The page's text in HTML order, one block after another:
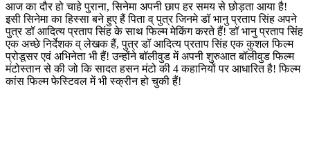
आज का दौर हो चाहे पुराना, सिनेमा अपनी छाप हर समय से छोड़ता आया है!
इसी सिनेमा का हिस्सा बने हुए हैं पिता व् पुत्र जिनमे डॉ भानु प्रताप सिंह अपने
पुत्र डॉ आदित्य प्रताप सिंह के साथ फिल्म मेकिंग करते हैं! डॉ भानु प्रताप सिंह
एक अच्छे निर्देशक व् लेखक हैं, पुत्र डॉ आदित्य प्रताप सिंह एक कुशल फिल्म
प्रोडूसर एवं अभिनेता भी हैं! उन्होंने बॉलीवुड में अपनी शुरुआत बॉलीवुड फिल्म
मंटोस्तान से की जो कि सादत हसन मंटो की 4 कहानियों पर आधारित है! फिल्म
कांस फिल्म फेस्टिवल में भी स्क्रीन हो चुकी हैं!